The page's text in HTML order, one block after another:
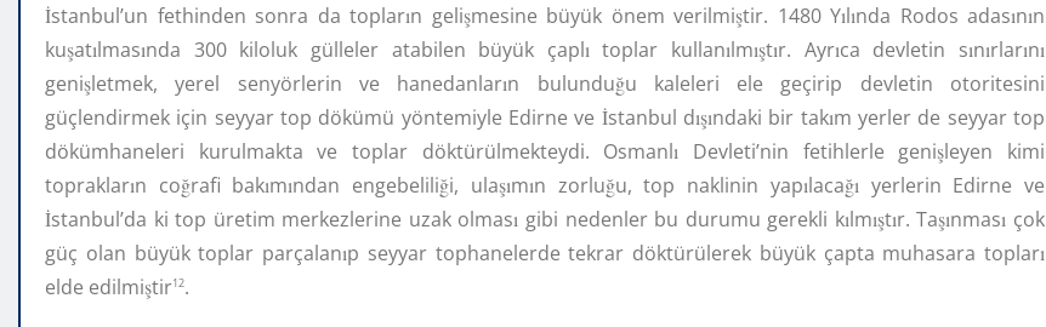
İstanbul’un fethinden sonra da topların gelişmesine büyük önem verilmiştir. 1480 Yılında Rodos adasının
kuşatılmasında 300 kiloluk gülleler atabilen büyük çaplıtoplar kullanılmıştır. Ayrıca devletin sınırlarını
genişletmek, yerel senyörlerin ve hanedanların bulunduğu kaleleri ele geçirip devletin otoritesini
güçlendirmek için seyyar top dökümü yöntemiyle Edirne ve İstanbul dışındaki bir takım yerler de seyyar top
dökümhaneleri kurulmakta ve toplar döktürülmekteydi. Osmanlı Devleti’nin fetihlerle genişleyen kimi
toprakların coğrafi bakımından engebeliliği, ulaşımın zorluğu, top naklinin yapılacağıyerlerin Edirne ve
İstanbul’da ki top üretim merkezlerine uzak olması gibi nedenler bu durumu gerekli kılmıştır. Taşınması çok
güç olan büyük toplar parçalanıp seyyar tophanelerde tekrar döktürülerek büyük çapta muhasara topları
elde edilmiştir12.